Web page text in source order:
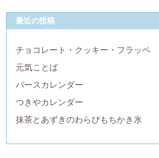
最近の投稿
チョコレート・クッキー・フラッペ
元気ことば
バースカレンダー
つきやカレンダー
抹茶とあずきのわらびもちかき氷